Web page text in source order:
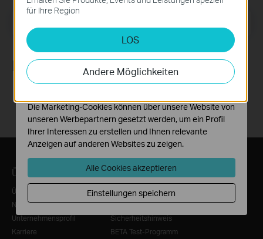
Folge uns
Über TP-Link
Über uns
Nachhaltigkeit
Unternehmensprofil
Karriere
Informationen
News/Presse
Auszeichnungen
Sicherheitshinweis
BETA Test-Programm
für Ihre Region
LOS
Andere Möglichkeiten
erforderlich und können in Ihren Systemen nicht
Analyse- und Marketing-Cookies
Analyse-Cookies ermöglichen es uns, Ihre Aktivitäten
auf unserer Website zu analysieren, um die
Funktionsweise unserer Website zu verbessern und
Die Marketing-Cookies können über unsere Website von
unseren Werbepartnern gesetzt werden, um ein Profil
Ihrer Interessen zu erstellen und Ihnen relevante
Anzeigen auf anderen Websites zu zeigen.
Alle Cookies akzeptieren
Einstellungen speichern